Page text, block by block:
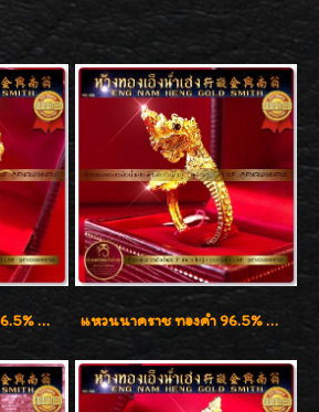
แหวนนาคราช ทองคำ 96.5% น้ำหนัก 21.2g งานดีไซน์สวยมากๆค่ะ แหวนนาคราช ทองคำ 96.5% น้ำหนัก 15.6g งานดีไซน์สวยๆค่ะ